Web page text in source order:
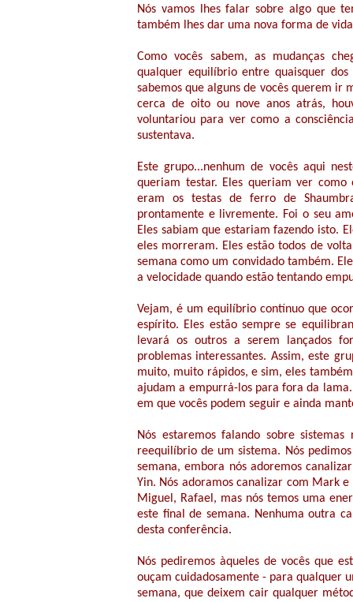
Nós vamos lhes falar sobre algo que
também lhes dar uma nova forma de
Como vocês sabem, as mudanças
qualquer equilíbrio entre quaisquer
sabemos que alguns de vocês querem ir
cerca de oito ou nove anos atrás,
voluntariou para ver como a
sustentava.
Este grupo...nenhum de vocês aqui
queriam testar. Eles queriam ver como
eram os testas de ferro de
prontamente e livremente. Foi o seu
Eles sabiam que estariam fazendo isto.
eles morreram. Eles estão todos de
semana como um convidado também.
a velocidade quando estão tentando
Vejam, é um equilíbrio contínuo que
espírito. Eles estão sempre se
levará os outros a serem lançados
problemas interessantes. Assim, este
muito, muito rápidos, e sim, eles
ajudam a empurrá-los para fora da
em que vocês podem seguir e ainda
Nós estaremos falando sobre
reequilíbrio de um sistema. Nós
semana, embora nós adoremos
Yin. Nós adoramos canalizar com Mark
Miguel, Rafael, mas nós temos uma
este final de semana. Nenhuma outra
desta conferência.
Nós pediremos àqueles de vocês que
ouçam cuidadosamente - para qualquer
semana, que deixem cair qualquer